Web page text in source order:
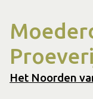
Het Noorden